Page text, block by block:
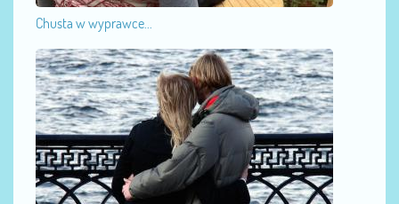
Chusta w wyprawce...